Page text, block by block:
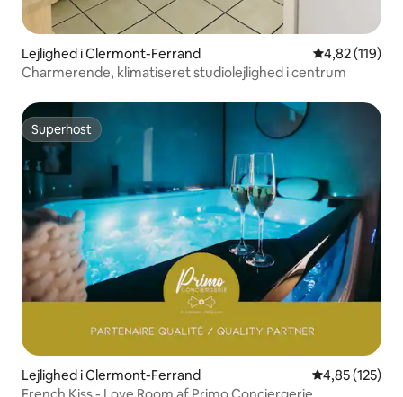
Lejlighed i Clermont-Ferrand 4,82 ud af 5 i
4,82 (119)
Charmerende, klimatiseret studiolejlighed i centrum
Superhost
Superhost
Lejlighed i Clermont-Ferrand 4,85 ud af 5 i
4,85 (125)